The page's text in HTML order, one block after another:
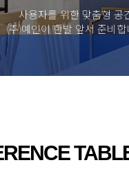
사용자를 위한 맞춤형 공
(주)예인이 한발 앞서 준비합